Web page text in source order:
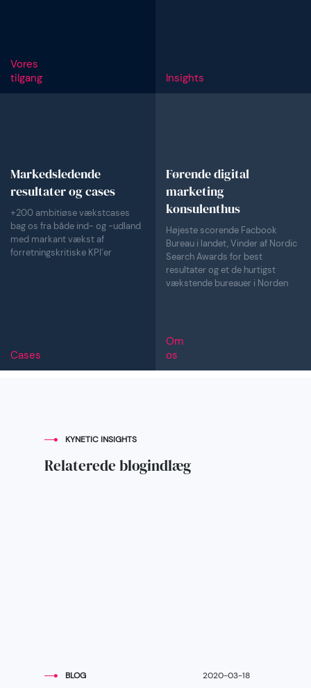
Vores
tilgang
Insights
Markedsledende
resultater og cases
+200 ambitiøse vækstcases
bag os fra både ind- og -udland
med markant vækst af
forretningskritiske KPI’er
Cases
Førende digital
marketing
konsulenthus
Højeste scorende Facbook
Bureau i landet, Vinder af Nordic
Search Awards for best
resultater og et de hurtigst
vækstende bureauer i Norden
Om
os
KYNETIC INSIGHTS
Relaterede blogindlæg
BLOG 2020-03-18